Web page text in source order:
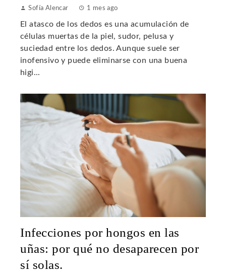
Sofía Alencar 1 mes ago
El atasco de los dedos es una acumulación de
células muertas de la piel, sudor, pelusa y
suciedad entre los dedos. Aunque suele ser
inofensivo y puede eliminarse con una buena
higi...
Infecciones por hongos en las
uñas: por qué no desaparecen por
sí solas.